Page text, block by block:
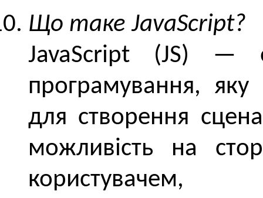
Що таке JavaScript?
JavaScript (JS) —
програмування, яку
для створення
можливість на
користувачем,